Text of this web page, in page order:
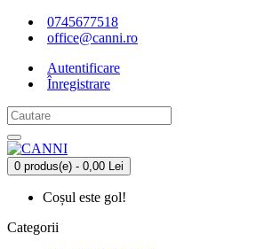
0745677518
office@canni.ro
Autentificare
Înregistrare
0 produs(e) - 0,00 Lei
Coșul este gol!
Categorii